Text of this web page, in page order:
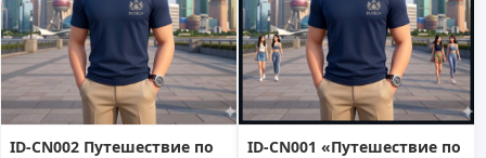
ID-CN002 Путешествие по
ID-CN001 «Путешествие по